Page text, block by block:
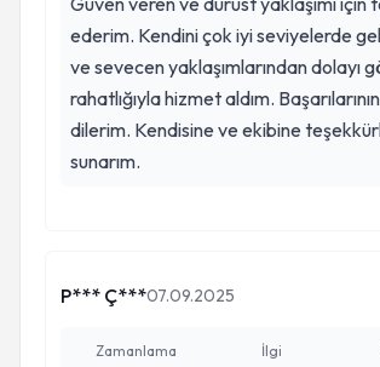
ederim. Kendini çok iyi seviyelerde
ve sevecen yaklaşımlarından dolayı
rahatlığıyla hizmet aldım.
dilerim. Kendisine ve ekibine
sunarım.
P*** Ç***07.09.2025
Zamanlama İlgi